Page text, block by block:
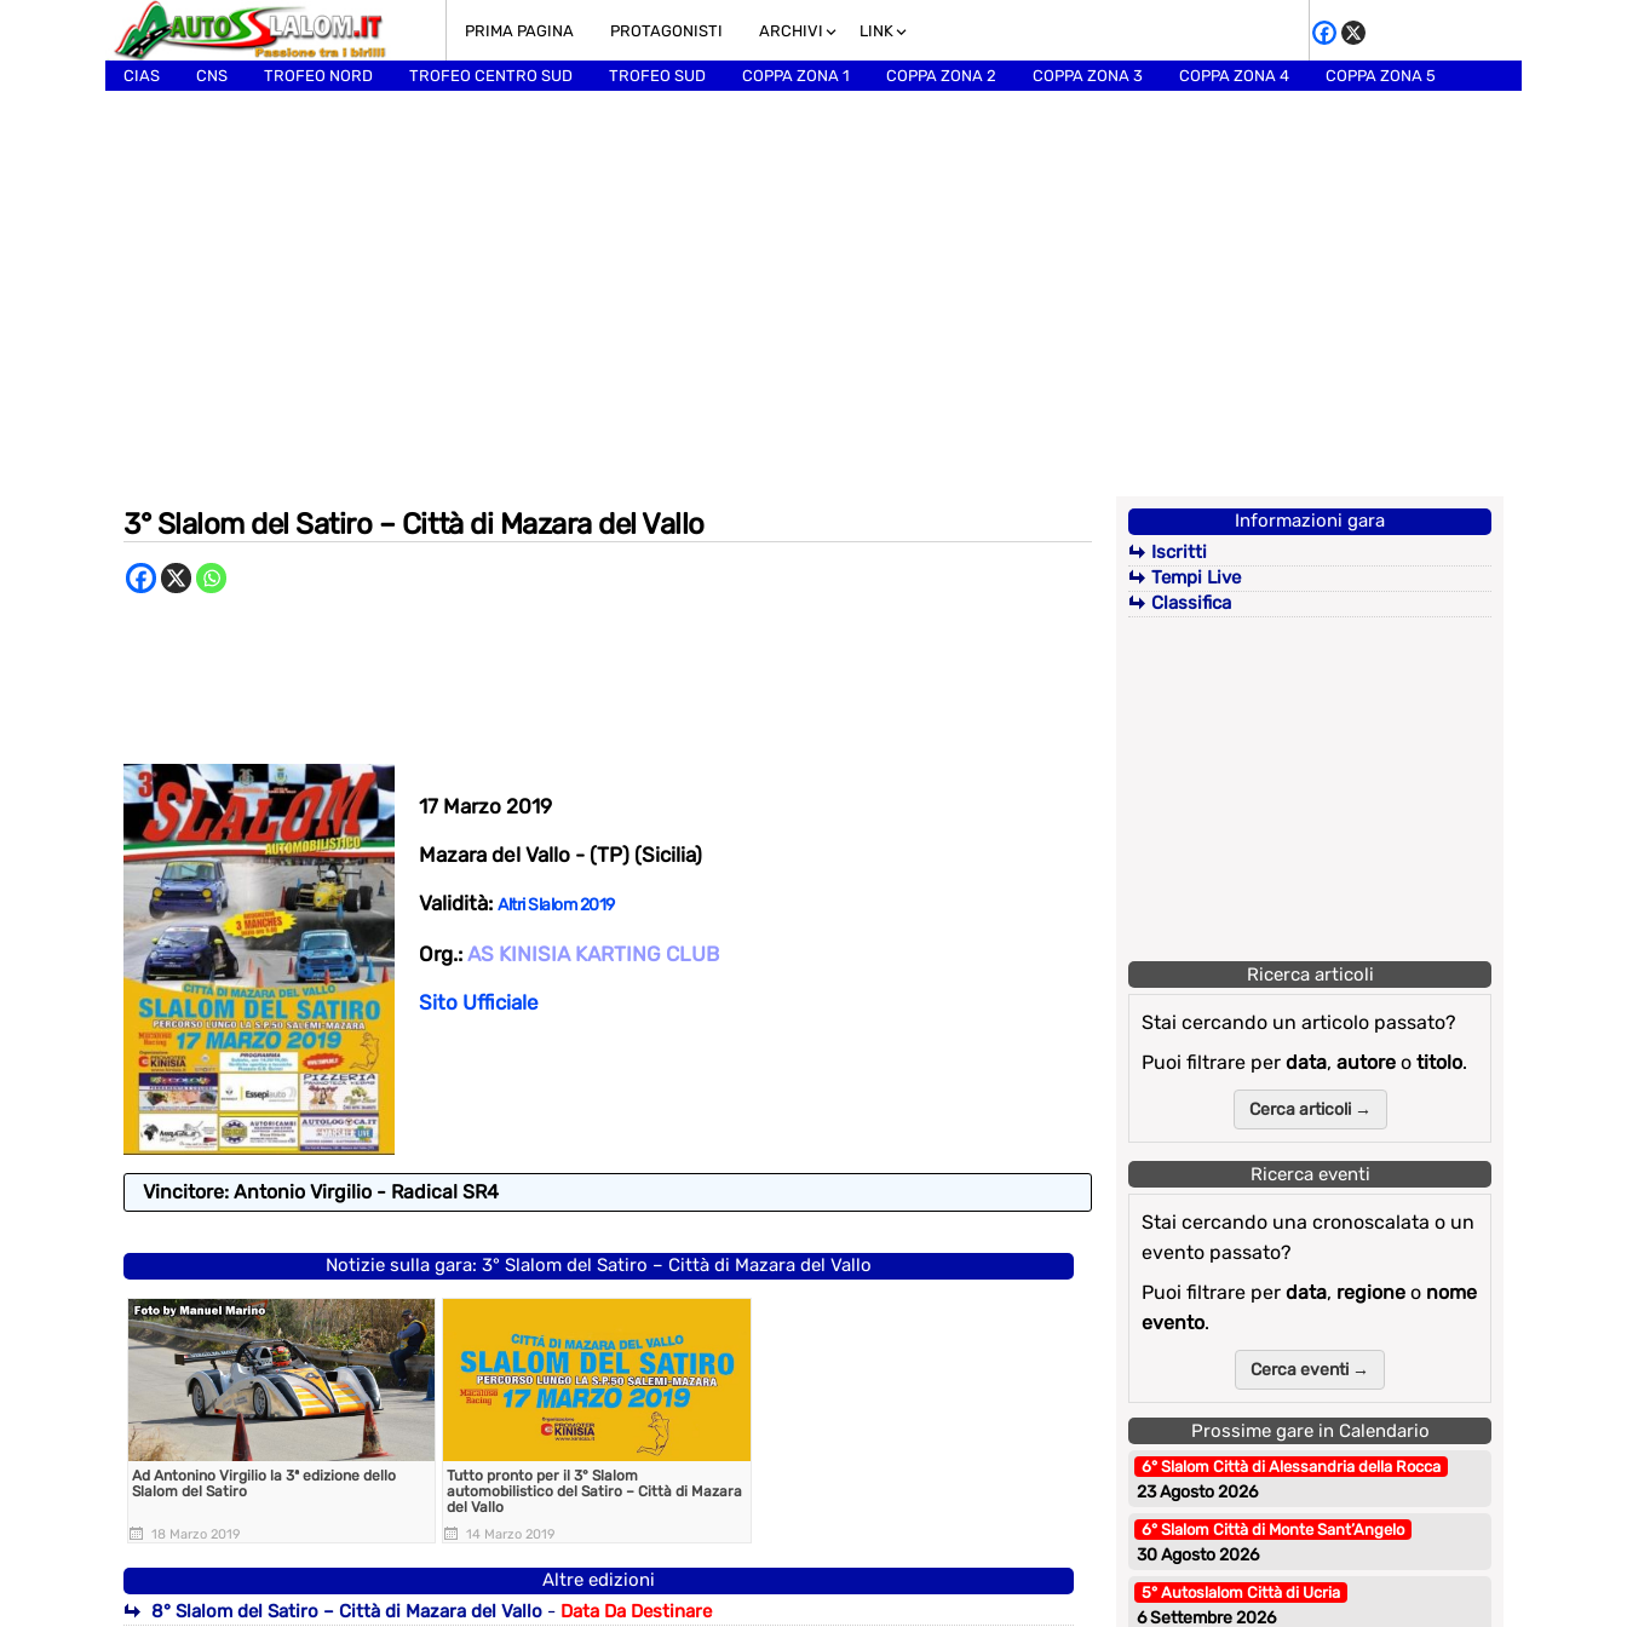
PRIMA PAGINA PROTAGONISTI ARCHIVI LINK
CIAS CNS TROFEO NORD TROFEO CENTRO SUD TROFEO SUD COPPA ZONA 1 COPPA ZONA 2 COPPA ZONA 3 COPPA ZONA 4
COPPA ZONA 5
3° Slalom del Satiro – Città di Mazara del Vallo
17 Marzo 2019
Mazara del Vallo - (TP) (Sicilia)
Validità: Altri Slalom 2019
Org.: AS KINISIA KARTING CLUB
Sito Ufficiale
Vincitore: Antonio Virgilio - Radical SR4
Informazioni gara
Iscritti
Tempi Live
Classifica
Ricerca articoli
Stai cercando un articolo passato?
Puoi filtrare per data, autore o titolo.
Cerca articoli →
Ricerca eventi
Stai cercando una cronoscalata o un
evento passato?
Puoi filtrare per data, regione o nome
evento.
Cerca eventi →
Prossime gare in Calendario
6° Slalom Città di Alessandria della Rocca
23 Agosto 2026
6° Slalom Città di Monte Sant’Angelo
30 Agosto 2026
5° Autoslalom Città di Ucria
6 Settembre 2026
Notizie sulla gara: 3° Slalom del Satiro – Città di Mazara del Vallo
Ad Antonino Virgilio la 3ª edizione dello
Slalom del Satiro
18 Marzo 2019
Tutto pronto per il 3° Slalom
automobilistico del Satiro – Città di Mazara
del Vallo
14 Marzo 2019
Altre edizioni
8° Slalom del Satiro – Città di Mazara del Vallo - Data Da Destinare